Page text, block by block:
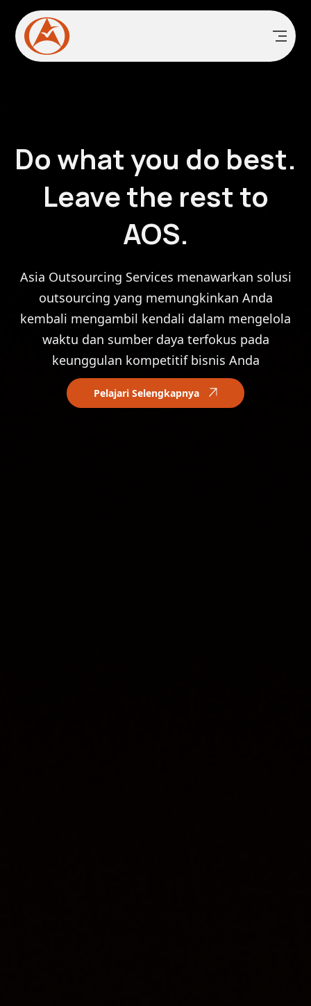
Do what you do best.
Leave the rest to
AOS.
Asia Outsourcing Services menawarkan solusi
outsourcing yang memungkinkan Anda
kembali mengambil kendali dalam mengelola
waktu dan sumber daya terfokus pada
keunggulan kompetitif bisnis Anda
Pelajari Selengkapnya